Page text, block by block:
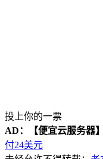
投上你的一票
AD：
【便宜云服务器】
付24美元